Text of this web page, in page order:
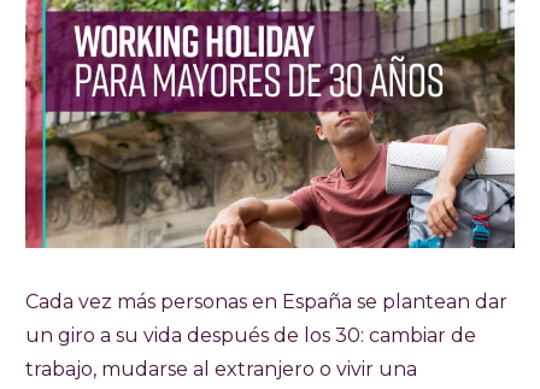
Cada vez más personas en España se plantean dar
un giro a su vida después de los 30: cambiar de
trabajo, mudarse al extranjero o vivir una